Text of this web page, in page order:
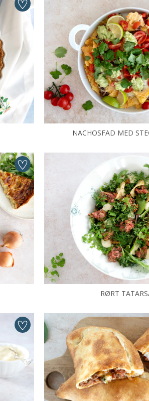
NACHOSFAD MED
RØRT